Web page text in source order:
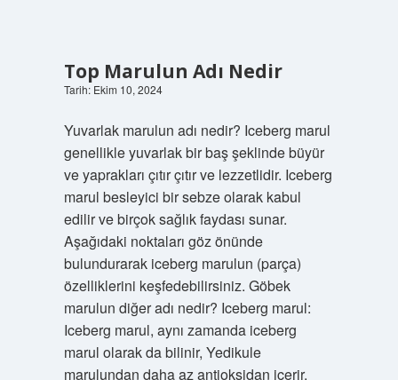
Top Marulun Adı Nedir
Tarih: Ekim 10, 2024
Yuvarlak marulun adı nedir? Iceberg marul
genellikle yuvarlak bir baş şeklinde büyür
ve yaprakları çıtır çıtır ve lezzetlidir. Iceberg
marul besleyici bir sebze olarak kabul
edilir ve birçok sağlık faydası sunar.
Aşağıdaki noktaları göz önünde
bulundurarak iceberg marulun (parça)
özelliklerini keşfedebilirsiniz. Göbek
marulun diğer adı nedir? Iceberg marul:
Iceberg marul, aynı zamanda iceberg
marul olarak da bilinir, Yedikule
marulundan daha az antioksidan içerir.